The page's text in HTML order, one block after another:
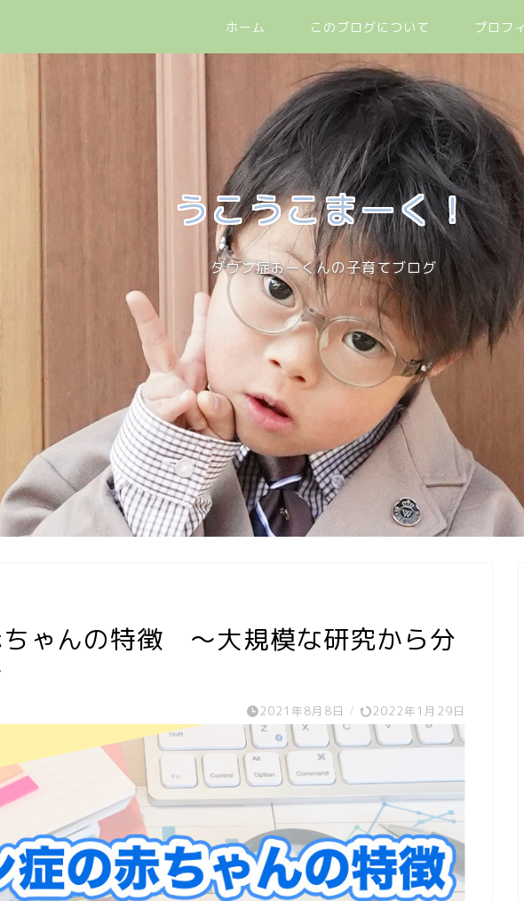
ホーム このブログについて プロフ
うこうこまーく！
ダウン症おーくんの子育てブログ
ゃんの特徴 〜大規模な研究から分
2021年8月8日 / 2022年1月29日